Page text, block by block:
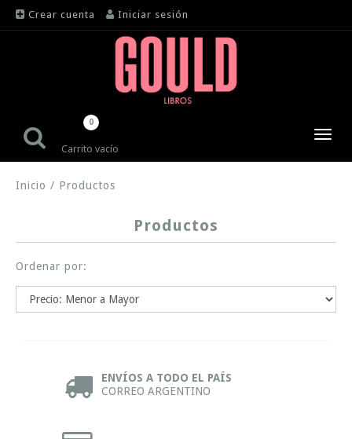
Crear cuenta Iniciar sesión
Carrito vacío
0
Inicio / Productos
Productos
Ordenar por:
ENVÍOS A TODO EL PAÍS
CORREO ARGENTINO